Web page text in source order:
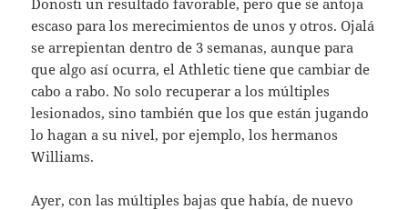
escaso para los merecimientos de unos y otros. Ojalá
se arrepientan dentro de 3 semanas, aunque para
que algo así ocurra, el Athletic tiene que cambiar de
cabo a rabo. No solo recuperar a los múltiples
lesionados, sino también que los que están jugando
lo hagan a su nivel, por ejemplo, los hermanos
Williams.
Ayer, con las múltiples bajas que había, de nuevo